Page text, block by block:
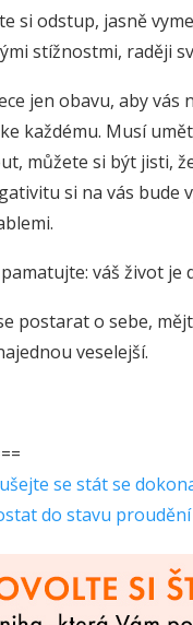
si odstup, jasně
stížnostmi, raději
jen obavu, aby vás
každému. Musí
můžete si být jisti,
si na vás bude
váš život
postarat o sebe,
veselejší.
se stát se
do stavu proudění